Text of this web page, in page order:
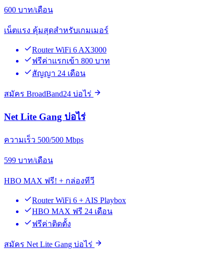
600 บาท/เดือน
เน็ตแรง คุ้มสุดสำหรับเกมเมอร์
Router WiFi 6 AX3000
ฟรีค่าแรกเข้า 800 บาท
สัญญา 24 เดือน
สมัคร BroadBand24 บ่อไร่
Net Lite Gang บ่อไร่
ความเร็ว 500/500 Mbps
599 บาท/เดือน
HBO MAX ฟรี! + กล่องทีวี
Router WiFi 6 + AIS Playbox
HBO MAX ฟรี 24 เดือน
ฟรีค่าติดตั้ง
สมัคร Net Lite Gang บ่อไร่